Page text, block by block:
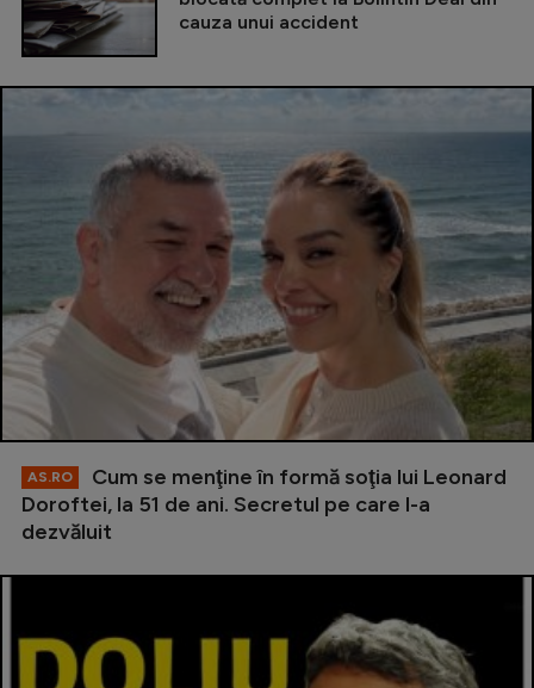
cauza unui accident
AS.RO
Cum se menţine în formă soţia lui Leonard
Doroftei, la 51 de ani. Secretul pe care l-a
dezvăluit